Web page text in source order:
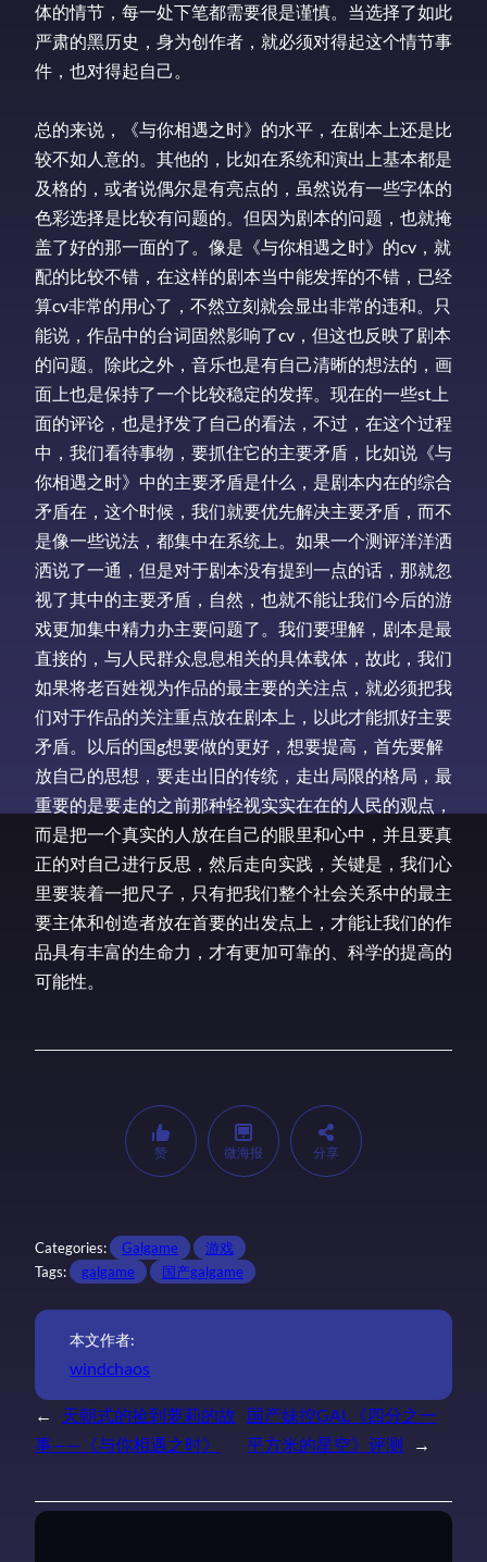
体的情节，每一处下笔都需要很是谨慎。当选择了如此
严肃的黑历史，身为创作者，就必须对得起这个情节事
件，也对得起自己。
总的来说，《与你相遇之时》的水平，在剧本上还是比
较不如人意的。其他的，比如在系统和演出上基本都是
及格的，或者说偶尔是有亮点的，虽然说有一些字体的
色彩选择是比较有问题的。但因为剧本的问题，也就掩
盖了好的那一面的了。像是《与你相遇之时》的cv，就
配的比较不错，在这样的剧本当中能发挥的不错，已经
算cv非常的用心了，不然立刻就会显出非常的违和。只
能说，作品中的台词固然影响了cv，但这也反映了剧本
的问题。除此之外，音乐也是有自己清晰的想法的，画
面上也是保持了一个比较稳定的发挥。现在的一些st上
面的评论，也是抒发了自己的看法，不过，在这个过程
中，我们看待事物，要抓住它的主要矛盾，比如说《与
你相遇之时》中的主要矛盾是什么，是剧本内在的综合
矛盾在，这个时候，我们就要优先解决主要矛盾，而不
是像一些说法，都集中在系统上。如果一个测评洋洋洒
洒说了一通，但是对于剧本没有提到一点的话，那就忽
视了其中的主要矛盾，自然，也就不能让我们今后的游
戏更加集中精力办主要问题了。我们要理解，剧本是最
直接的，与人民群众息息相关的具体载体，故此，我们
如果将老百姓视为作品的最主要的关注点，就必须把我
们对于作品的关注重点放在剧本上，以此才能抓好主要
矛盾。以后的国g想要做的更好，想要提高，首先要解
放自己的思想，要走出旧的传统，走出局限的格局，最
重要的是要走的之前那种轻视实实在在的人民的观点，
而是把一个真实的人放在自己的眼里和心中，并且要真
正的对自己进行反思，然后走向实践，关键是，我们心
里要装着一把尺子，只有把我们整个社会关系中的最主
要主体和创造者放在首要的出发点上，才能让我们的作
品具有丰富的生命力，才有更加可靠的、科学的提高的
可能性。
赞 微海报 分享
Categories: Galgame
游戏
Tags:
galgame 国产galgame
本文作者:
windchaos
←
天朝式的捡到萝莉的故
事——《与你相遇之时》
国产妹控GAL《四分之一
平方米的星空》评测
→